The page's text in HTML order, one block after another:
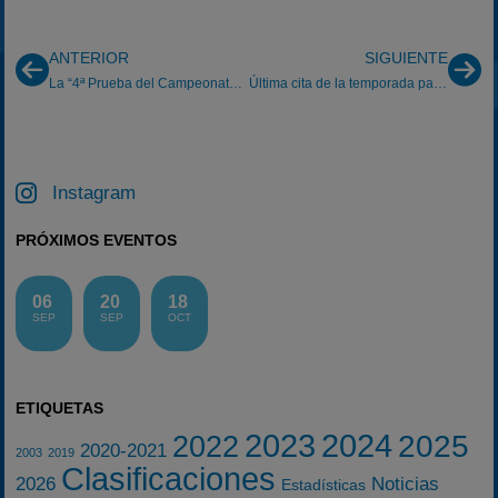
ANTERIOR
La “4ª Prueba del Campeonato de Canarias de Veloci
SIGUIENTE
Última cita de la temporada para Domingo-Garduño
Instagram
PRÓXIMOS EVENTOS
06
SEP
20
SEP
18
OCT
ETIQUETAS
2003 2019 2020-2021 2022 2023 20242025
2026 Clasificaciones Estadísticas Noticias